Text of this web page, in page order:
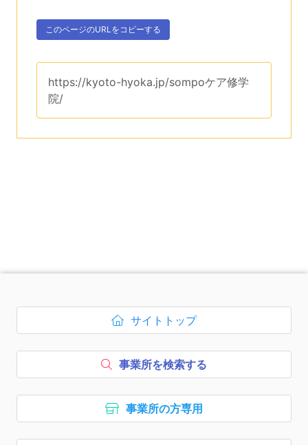
ボタン、
このページのURLをコピーする
。
このページのURLは、
https://kyoto-hyoka.jp/sompoケア修学
院/
次のコンテンツはページのフ
ボタン1、
サイトトップ
を開く
ボタン2、
事業所を検索する
ボタン3、
事業所の方専用